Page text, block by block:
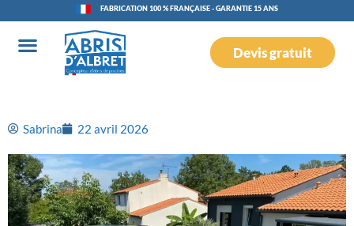
FABRICATION 100 % FRANÇAISE - GARANTIE 15 ANS
Devis gratuit
Sabrina 22 avril 2026